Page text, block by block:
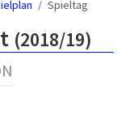
Spieltag
(2018/19)